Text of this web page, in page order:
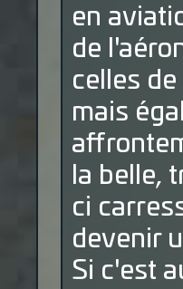
en
de
celles
mais
la belle,
ci
devenir
Si c'est